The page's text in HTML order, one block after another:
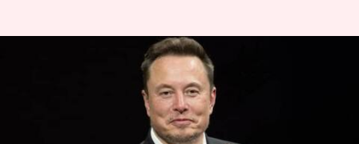
Elon Musk: ప్రపంచంలోనే మొదటి
వ్యక్తిగా ఎలాన్ మస్క్ చరిత్ర.. 400
బిలియన్ డాలర్ల సంపదతో అత్యంత
సంపన్నుడిగా రికార్డ్